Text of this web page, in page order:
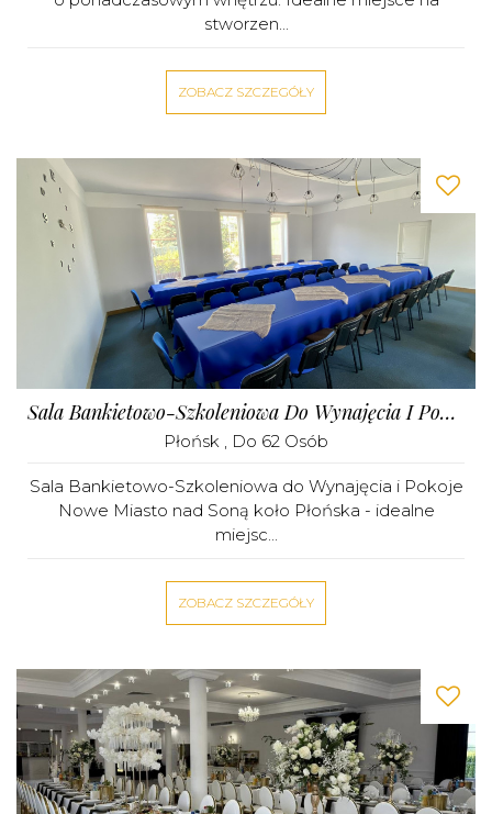
stworzen...
ZOBACZ SZCZEGÓŁY
Sala Bankietowo-Szkoleniowa Do Wynajęcia I Pokoje Nowe Miasto
Płońsk , Do 62 Osób
Sala Bankietowo-Szkoleniowa do Wynajęcia i Pokoje
Nowe Miasto nad Soną koło Płońska - idealne
miejsc...
ZOBACZ SZCZEGÓŁY